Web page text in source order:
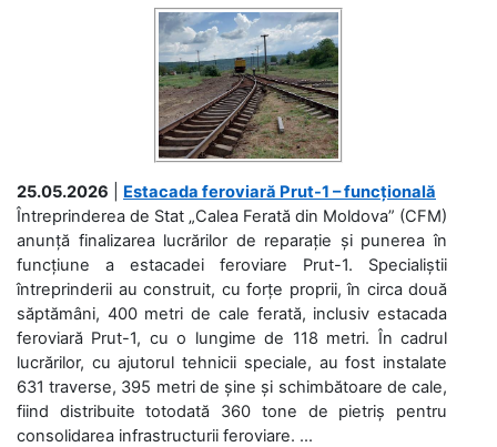
25.05.2026
Estacada feroviară Prut-1 – funcțională
Întreprinderea de Stat „Calea Ferată din Moldova” (CFM)
anunță finalizarea lucrărilor de reparație și punerea în
funcțiune a estacadei feroviare Prut-1. Specialiștii
întreprinderii au construit, cu forțe proprii, în circa două
săptămâni, 400 metri de cale ferată, inclusiv estacada
feroviară Prut-1, cu o lungime de 118 metri. În cadrul
lucrărilor, cu ajutorul tehnicii speciale, au fost instalate
631 traverse, 395 metri de șine și schimbătoare de cale,
fiind distribuite totodată 360 tone de pietriș pentru
consolidarea infrastructurii feroviare. ...